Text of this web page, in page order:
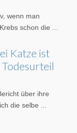
wenn man
schon die ...
Katze ist
über ihre
die selbe ...